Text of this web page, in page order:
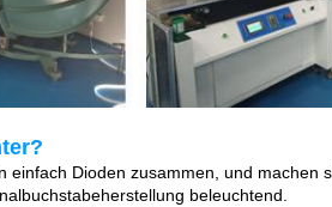
einfach Dioden zusammen, und machen
beleuchtend.